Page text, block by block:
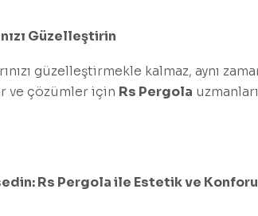
Güzelleştirin
güzelleştirmekle kalmaz, aynı
ve çözümler için Rs Pergola
Rs Pergola ile Estetik ve